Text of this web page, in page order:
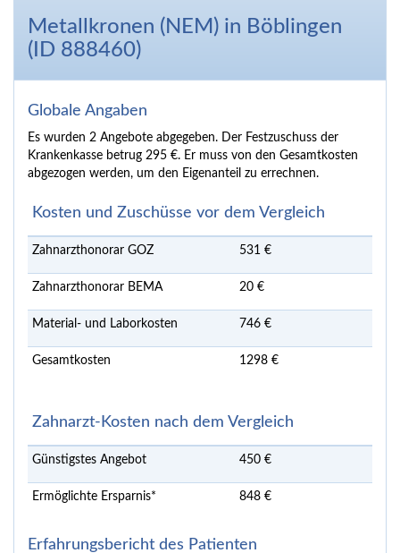
Metallkronen (NEM) in Böblingen
(ID 888460)
Globale Angaben
Es wurden 2 Angebote abgegeben. Der Festzuschuss der
Krankenkasse betrug 295 €. Er muss von den Gesamtkosten
abgezogen werden, um den Eigenanteil zu errechnen.
Kosten und Zuschüsse vor dem Vergleich
Zahnarzthonorar GOZ 531 €
Zahnarzthonorar BEMA 20 €
Material- und Laborkosten 746 €
Gesamtkosten 1298 €
Zahnarzt-Kosten nach dem Vergleich
Günstigstes Angebot 450 €
Ermöglichte Ersparnis* 848 €
Erfahrungsbericht des Patienten